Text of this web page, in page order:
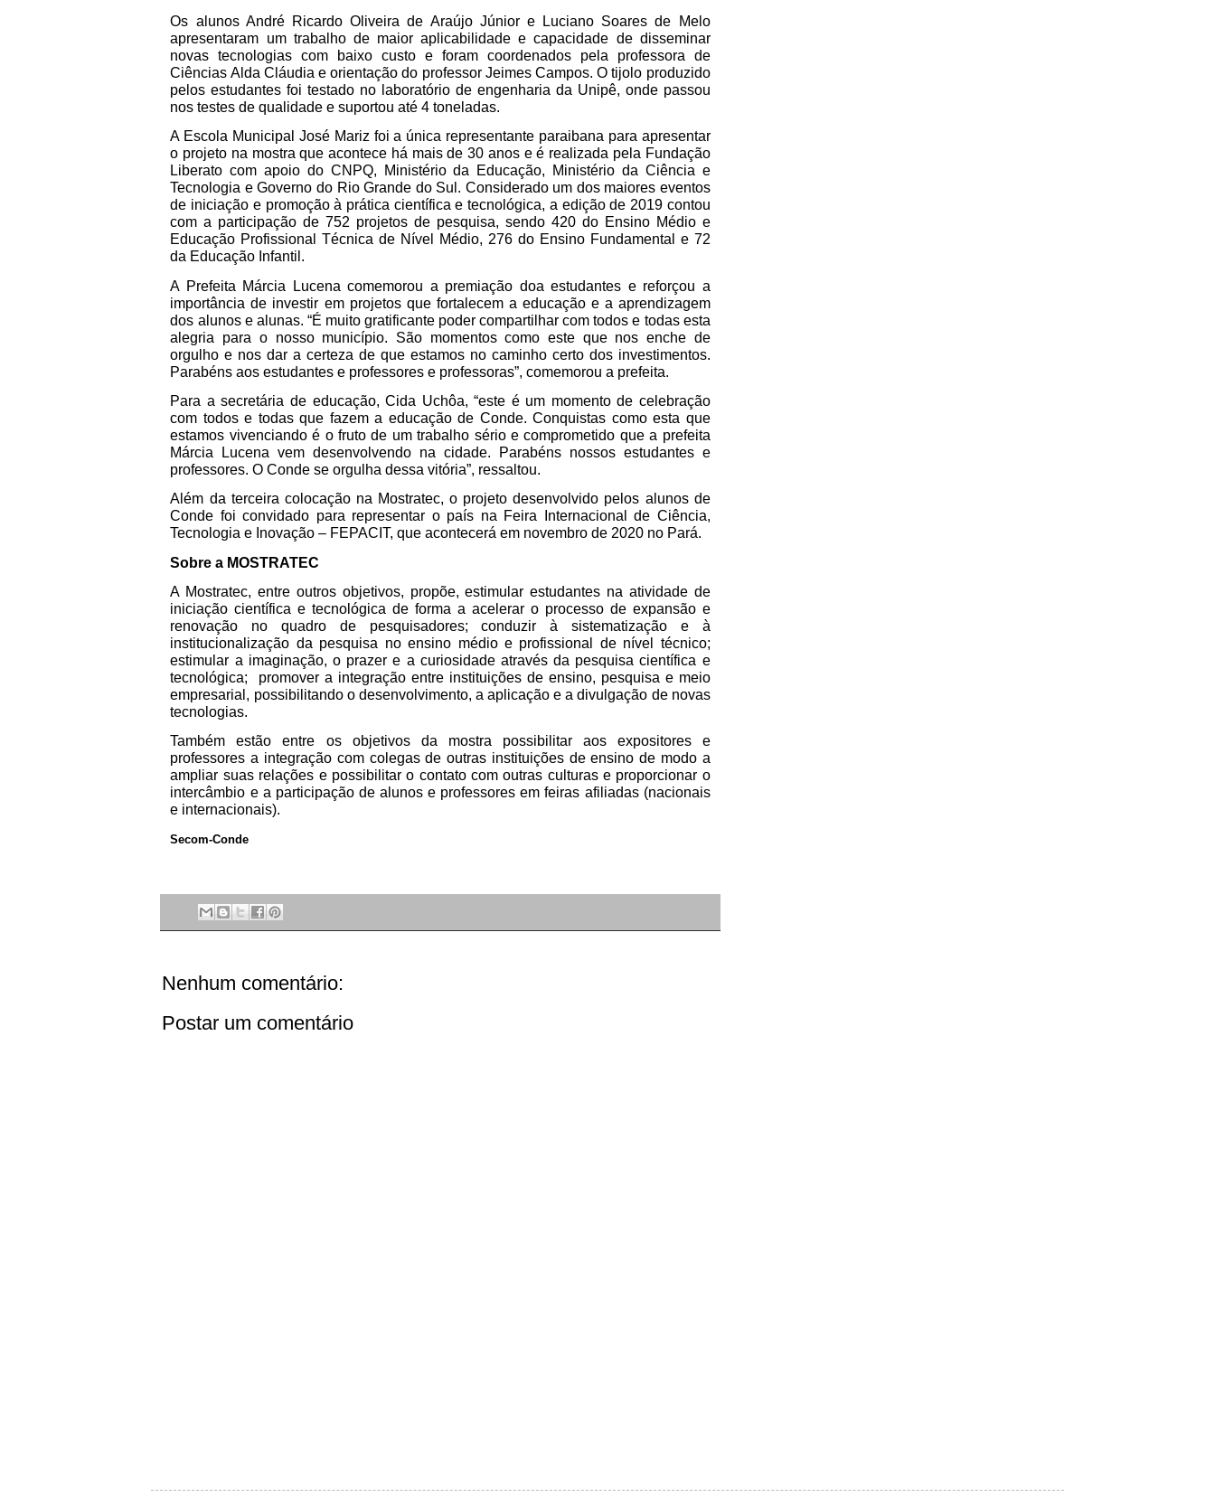
Os alunos André Ricardo Oliveira de Araújo Júnior e Luciano Soares de Melo
apresentaram um trabalho de maior aplicabilidade e capacidade de disseminar
novas tecnologias com baixo custo e foram coordenados pela professora de
Ciências Alda Cláudia e orientação do professor Jeimes Campos. O tijolo produzido
pelos estudantes foi testado no laboratório de engenharia da Unipê, onde passou
nos testes de qualidade e suportou até 4 toneladas.
A Escola Municipal José Mariz foi a única representante paraibana para apresentar
o projeto na mostra que acontece há mais de 30 anos e é realizada pela Fundação
Liberato com apoio do CNPQ, Ministério da Educação, Ministério da Ciência e
Tecnologia e Governo do Rio Grande do Sul. Considerado um dos maiores eventos
de iniciação e promoção à prática científica e tecnológica, a edição de 2019 contou
com a participação de 752 projetos de pesquisa, sendo 420 do Ensino Médio e
Educação Profissional Técnica de Nível Médio, 276 do Ensino Fundamental e 72
da Educação Infantil.
A Prefeita Márcia Lucena comemorou a premiação doa estudantes e reforçou a
importância de investir em projetos que fortalecem a educação e a aprendizagem
dos alunos e alunas. “É muito gratificante poder compartilhar com todos e todas esta
alegria para o nosso município. São momentos como este que nos enche de
orgulho e nos dar a certeza de que estamos no caminho certo dos investimentos.
Parabéns aos estudantes e professores e professoras”, comemorou a prefeita.
Para a secretária de educação, Cida Uchôa, “este é um momento de celebração
com todos e todas que fazem a educação de Conde. Conquistas como esta que
estamos vivenciando é o fruto de um trabalho sério e comprometido que a prefeita
Márcia Lucena vem desenvolvendo na cidade. Parabéns nossos estudantes e
professores. O Conde se orgulha dessa vitória”, ressaltou.
Além da terceira colocação na Mostratec, o projeto desenvolvido pelos alunos de
Conde foi convidado para representar o país na Feira Internacional de Ciência,
Tecnologia e Inovação – FEPACIT, que acontecerá em novembro de 2020 no Pará.
Sobre a MOSTRATEC
A Mostratec, entre outros objetivos, propõe, estimular estudantes na atividade de
iniciação científica e tecnológica de forma a acelerar o processo de expansão e
renovação no quadro de pesquisadores; conduzir à sistematização e à
institucionalização da pesquisa no ensino médio e profissional de nível técnico;
estimular a imaginação, o prazer e a curiosidade através da pesquisa científica e
tecnológica;
promover a integração entre instituições de ensino, pesquisa e meio
empresarial, possibilitando o desenvolvimento, a aplicação e a divulgação de novas
tecnologias.
Também estão entre os objetivos da mostra possibilitar aos expositores e
professores a integração com colegas de outras instituições de ensino de modo a
ampliar suas relações e possibilitar o contato com outras culturas e proporcionar o
intercâmbio e a participação de alunos e professores em feiras afiliadas (nacionais
e internacionais).
Secom-Conde
Nenhum comentário:
Postar um comentário